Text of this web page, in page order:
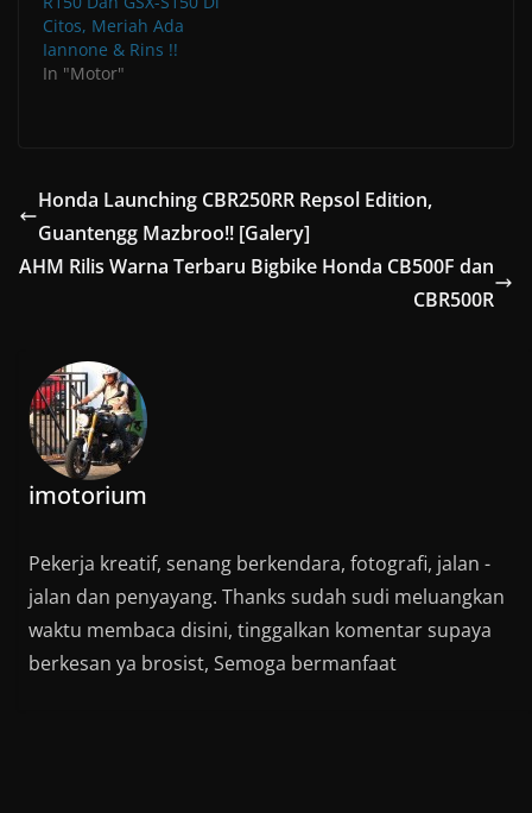
Citos, Meriah Ada
Iannone & Rins !!
In "Motor"
Honda Launching CBR250RR Repsol Edition,
Guantengg Mazbroo!! [Galery]
AHM Rilis Warna Terbaru Bigbike Honda CB500F dan
CBR500R
imotorium
Pekerja kreatif, senang berkendara, fotografi, jalan -
jalan dan penyayang. Thanks sudah sudi meluangkan
waktu membaca disini, tinggalkan komentar supaya
berkesan ya brosist, Semoga bermanfaat